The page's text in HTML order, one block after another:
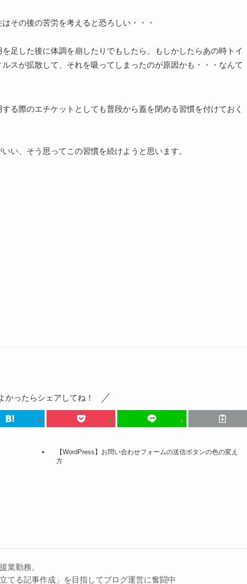
その後の苦労を考えると恐ろしい・・・
足した後に体調を崩したりでもしたら、もしかしたらあの時トイ
スが拡散して、それを吸ってしまったのが原因かも・・・なんて
る際のエチケットとしても普段から蓋を閉める習慣を付けておく
い、そう思ってこの習慣を続けようと思います。
かったらシェアしてね！
【WordPress】お問い合わせフォームの送信ボタンの色の変え
方
業勤務。
立てる記事作成」を目指してブログ運営に奮闘中